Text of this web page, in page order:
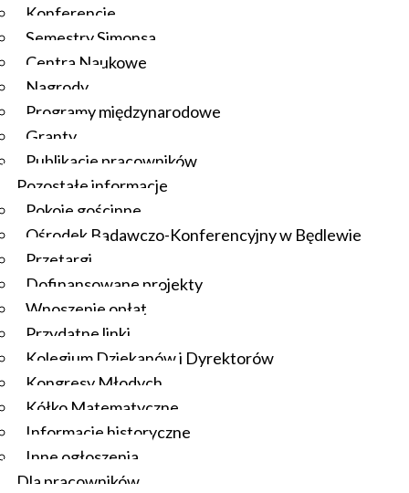
Konferencje
Semestry Simonsa
Centra Naukowe
Nagrody
Programy międzynarodowe
Granty
Publikacje pracowników
Pozostałe informacje
Pokoje gościnne
Ośrodek Badawczo-Konferencyjny w Będlewie
Przetargi
Dofinansowane projekty
Wnoszenie opłat
Przydatne linki
Kolegium Dziekanów i Dyrektorów
Kongresy Młodych
Kółko Matematyczne
Informacje historyczne
Inne ogłoszenia
Dla pracowników